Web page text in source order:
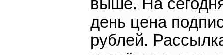
выше. На
день цена
рублей.